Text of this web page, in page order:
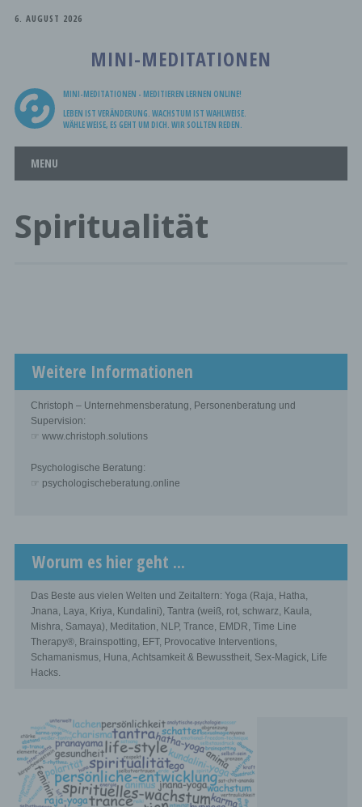
6. AUGUST 2026
MINI-MEDITATIONEN
MINI-MEDITATIONEN - MEDITIEREN LERNEN ONLINE!
LEBEN IST VERÄNDERUNG. WACHSTUM IST WAHLWEISE.
WÄHLE WEISE, ES GEHT UM DICH. WIR SOLLTEN REDEN.
Main menu
MENU
Spiritualität
Weitere Informationen
Christoph – Unternehmensberatung, Personenberatung und
Supervision:
☞ www.christoph.solutions
Psychologische Beratung:
☞ psychologischeberatung.online
Worum es hier geht ...
Das Beste aus vielen Welten und Zeitaltern: Yoga (Raja, Hatha,
Jnana, Laya, Kriya, Kundalini), Tantra (weiß, rot, schwarz, Kaula,
Mishra, Samaya), Meditation, NLP, Trance, EMDR, Time Line
Therapy®, Brainspotting, EFT, Provocative Interventions,
Schamanismus, Huna, Achtsamkeit & Bewusstheit, Sex-Magick, Life
Hacks.